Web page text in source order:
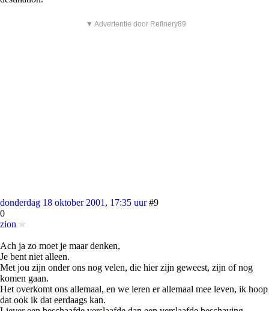
▼ Advertentie door Refinery89
donderdag 18 oktober 2001, 17:35 uur #9
0
zion
Ach ja zo moet je maar denken,
Je bent niet alleen.
Met jou zijn onder ons nog velen, die hier zijn geweest, zijn of nog
komen gaan.
Het overkomt ons allemaal, en we leren er allemaal mee leven, ik hoop
dat ook ik dat eerdaags kan.